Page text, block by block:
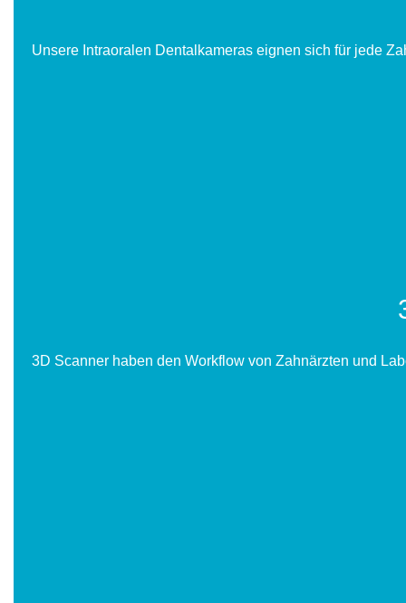
Unsere Intraoralen Dentalkameras eignen sich für jede
3D Scanner haben den Workflow von Zahnärzten und